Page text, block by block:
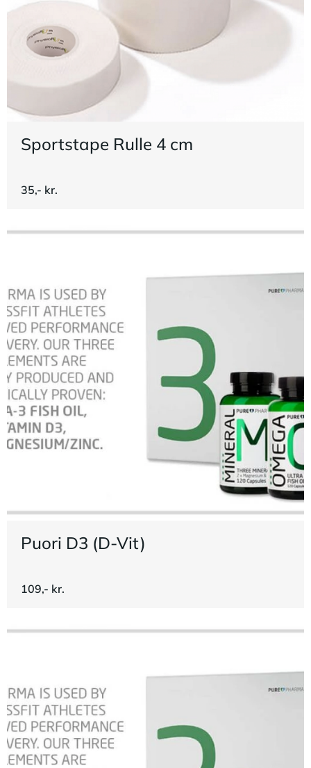
Sportstape Rulle 4 cm
35,- kr.
Puori D3 (D-Vit)
109,- kr.